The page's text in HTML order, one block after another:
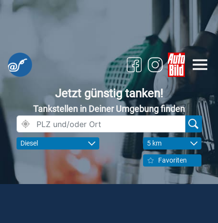
Jetzt günstig tanken!
Tankstellen in Deiner Umgebung finden
Diesel 5 km
Favoriten